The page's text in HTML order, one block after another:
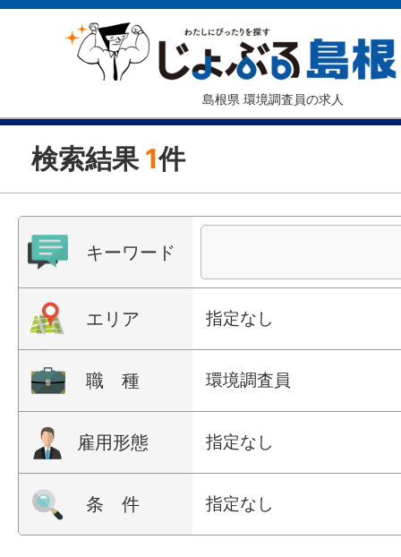
島根県 環境調査員の求人
検索結果 1件
キーワード
エリア 指定なし
職 種 環境調査員
雇用形態 指定なし
条 件 指定なし